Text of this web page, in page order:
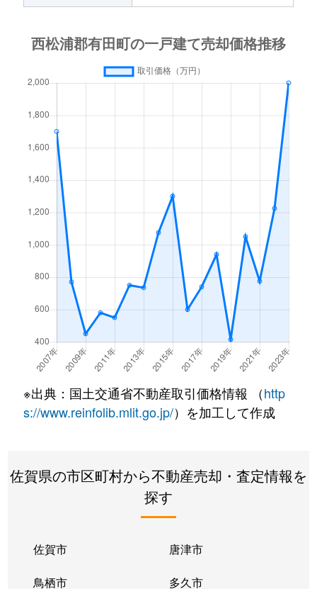
※出典：国土交通省不動産取引価格情報 （http
s://www.reinfolib.mlit.go.jp/）を加工して作成
佐賀県の市区町村から不動産売却・査定情報を
探す
佐賀市 唐津市
鳥栖市 多久市